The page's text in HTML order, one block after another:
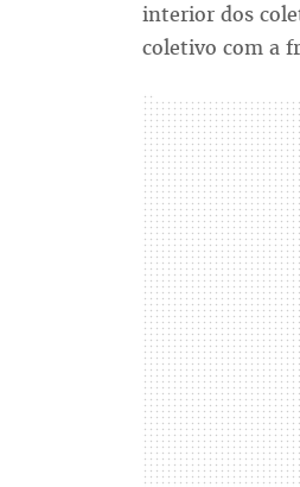
interior dos
coletivo com a